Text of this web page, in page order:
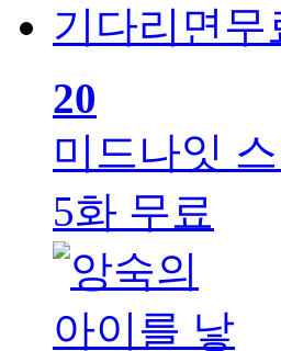
기다리면무
20
미드나잇
5화 무료